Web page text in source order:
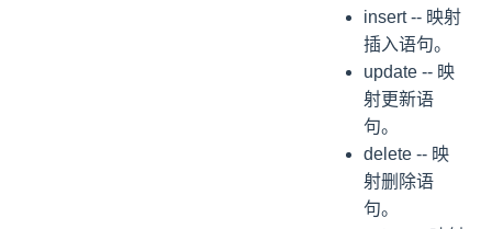
insert -- 映射
插入语句。
update -- 映
射更新语
句。
delete -- 映
射删除语
句。